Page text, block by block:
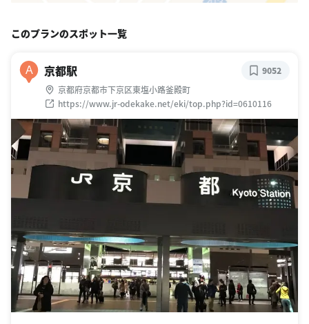
このプランのスポット一覧
A 京都駅
京都府京都市下京区東塩小路釜殿町
https://www.jr-odekake.net/eki/top.php?id=0610116
9052